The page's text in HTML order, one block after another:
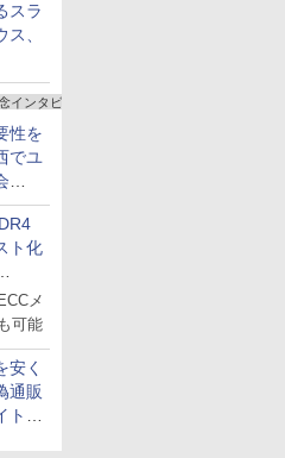
スラ
、
インタビュー
性を
でユ
続け
ト化
メ
可能
安く
通販
名